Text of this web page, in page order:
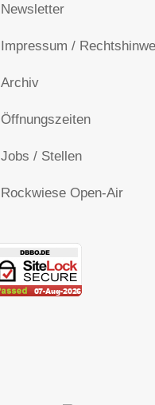
Newsletter
Impressum /
Archiv
Öffnungszeiten
Jobs / Stellen
Rockwiese Open-Air